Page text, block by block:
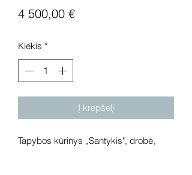
4 500,00 €Price
Kiekis *
Į krepšelį
Tapybos kūrinys „Santykis", drobė,